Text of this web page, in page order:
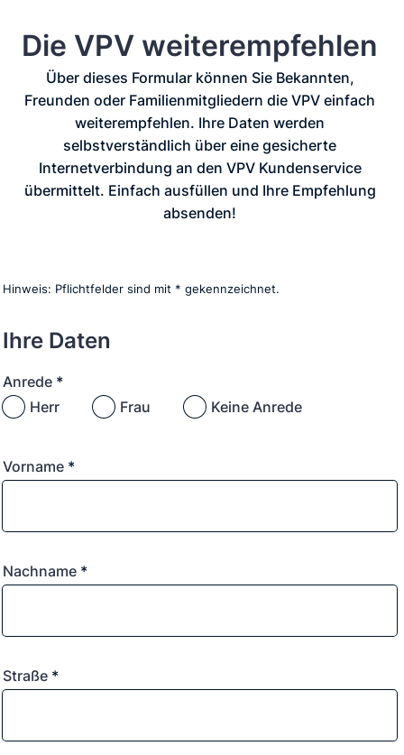
Die VPV weiterempfehlen
Über dieses Formular können Sie Bekannten,
Freunden oder Familienmitgliedern die VPV einfach
weiterempfehlen. Ihre Daten werden
selbstverständlich über eine gesicherte
Internetverbindung an den VPV Kundenservice
übermittelt. Einfach ausfüllen und Ihre Empfehlung
absenden!
Hinweis: Pflichtfelder sind mit * gekennzeichnet.
Ihre Daten
Anrede *
Herr
Frau Keine Anrede
Vorname *
Nachname *
Straße *